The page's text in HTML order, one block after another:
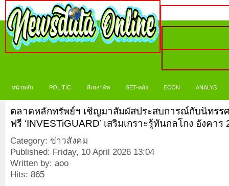
หน้าหลัก POLITIC สี่เหล่าทัพ SET-คลัง ECON ANALYS
ตลาดหลักทรัพย์ฯ เชิญมาสัมผัสประสบการณ์กับนิทรร
ฟรี ‘INVESTiGUARD’ เสริมเกราะรู้ทันกลโกง อังคาร
Category: ข่าวสังคม
Published: Friday, 10 April 2026 13:04
Written by: aoo
Hits: 865